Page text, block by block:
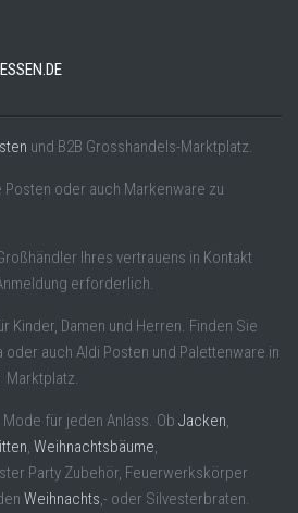
und B2B Grosshandels-Marktplatz.
Posten oder auch Markenware zu
Ihres vertrauens in Kontakt
erforderlich.
Kinder, Damen und Herren. Finden Sie
oder auch Aldi Posten und Palettenware in
Marktplatz.
für jeden Anlass. Ob Jacken,
, Weihnachtsbäume,
Party Zubehör, Feuerwerkskörper
Weihnachts,- oder Silvesterbraten.